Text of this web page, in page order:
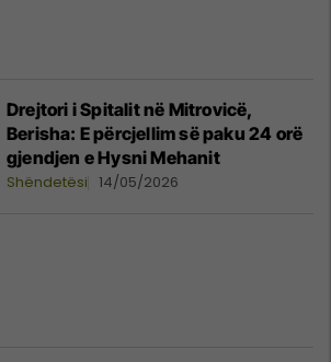
Drejtori i Spitalit në Mitrovicë,
Berisha: E përcjellim së paku 24 orë
gjendjen e Hysni Mehanit
Shëndetësi 14/05/2026